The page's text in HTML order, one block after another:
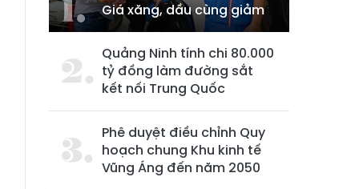
Giá xăng, dầu cùng giảm
Quảng Ninh tính chi 80.000
tỷ đồng làm đường sắt
kết nối Trung Quốc
Phê duyệt điều chỉnh Quy
hoạch chung Khu kinh tế
Vũng Áng đến năm 2050